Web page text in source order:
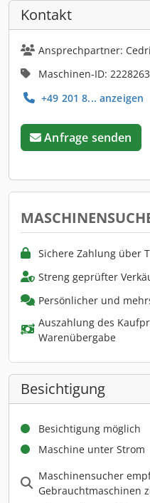
Kontakt
Ansprechpartner:
Maschinen-ID:
+49 201 8... anzeigen
Anfrage senden
Sichere Zahlung über
Streng geprüfter
Persönlicher und
Auszahlung des
Warenübergabe
Besichtigung
Besichtigung möglich
Maschine unter Strom
Maschinensucher
Gebrauchtmaschinen